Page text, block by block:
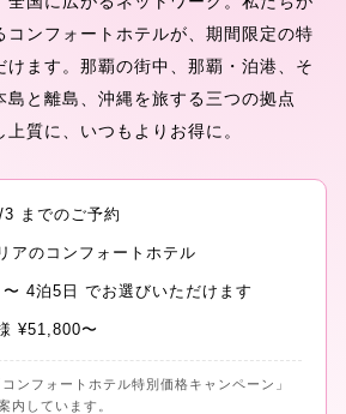
コンフォートホテルが、期間限定の特
けます。那覇の街中、那覇・泊港、そ
島と離島、沖縄を旅する三つの拠点
質に、いつもよりお得に。
3 までのご予約
アのコンフォートホテル
〜 4泊5日 でお選びいただけます
¥51,800〜
ンフォートホテル特別価格キャンペーン」
内しています。